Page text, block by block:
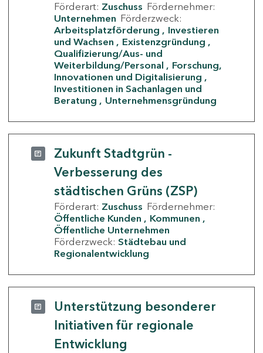
Förderart: Zuschuss Fördernehmer:
Unternehmen Förderzweck:
Arbeitsplatzförderung
Investieren
und Wachsen
Existenzgründung
Qualifizierung/Aus- und
Weiterbildung/Personal
Forschung,
Innovationen und Digitalisierung
Investitionen in Sachanlagen und
Beratung
Unternehmensgründung
Zukunft Stadtgrün -
Verbesserung des
städtischen Grüns (ZSP)
Förderart: Zuschuss Fördernehmer:
Öffentliche Kunden
Kommunen
Öffentliche Unternehmen
Förderzweck: Städtebau und
Regionalentwicklung
Unterstützung besonderer
Initiativen für regionale
Entwicklung